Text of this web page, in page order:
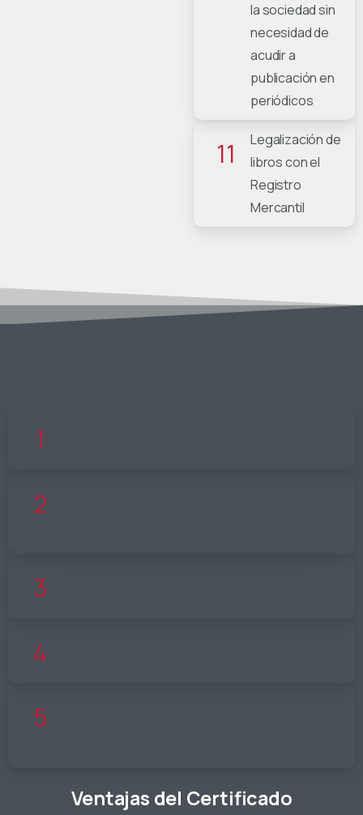
la sociedad sin
necesidad de
acudir a
publicación en
periódicos
11
Legalización de
libros con el
Registro
Mercantil
Ventajas del Certificado
1
2
3
4
5